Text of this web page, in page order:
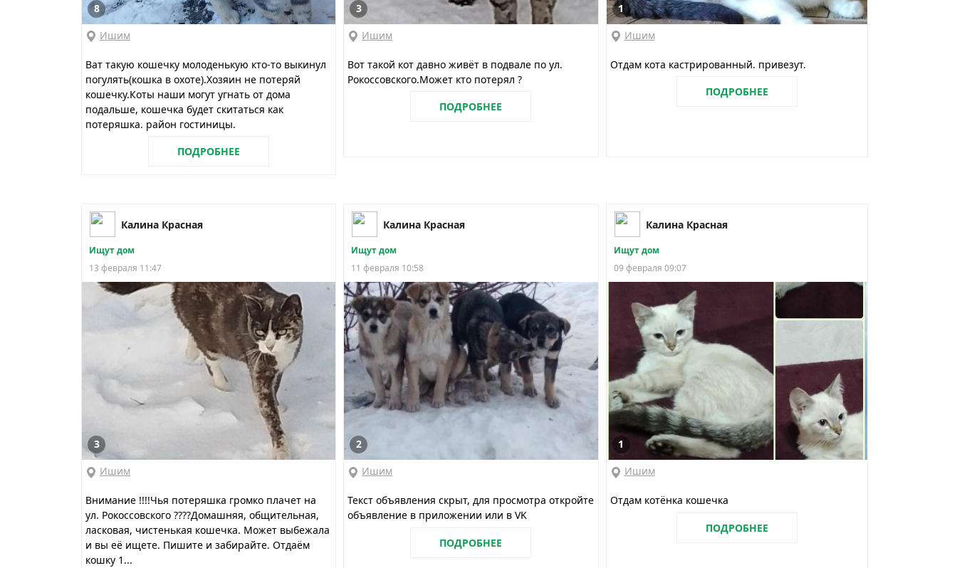
8
Ишим
Ват такую кошечку молоденькую кто-то выкинул
погулять(кошка в охоте).Хозяин не потеряй
кошечку.Коты наши могут угнать от дома
подальше, кошечка будет скитаться как
потеряшка. район гостиницы.
ПОДРОБНЕЕ
3
Ишим
Вот такой кот давно живёт в подвале по ул.
Рокоссовского.Может кто потерял ?
ПОДРОБНЕЕ
1
Ишим
Отдам кота кастрированный. привезут.
ПОДРОБНЕЕ
Калина Красная
Ищут дом
13 февраля 11:47
3
Ишим
Внимание !!!!Чья потеряшка громко плачет на
ул. Рокоссовского ????Домашняя, общительная,
ласковая, чистенькая кошечка. Может выбежала
и вы её ищете. Пишите и забирайте. Отдаём
кошку 1...
Калина Красная
Ищут дом
11 февраля 10:58
2
Ишим
Текст объявления скрыт, для просмотра откройте
объявление в приложении или в VK
ПОДРОБНЕЕ
Калина Красная
Ищут дом
09 февраля 09:07
1
Ишим
Отдам котёнка кошечка
ПОДРОБНЕЕ